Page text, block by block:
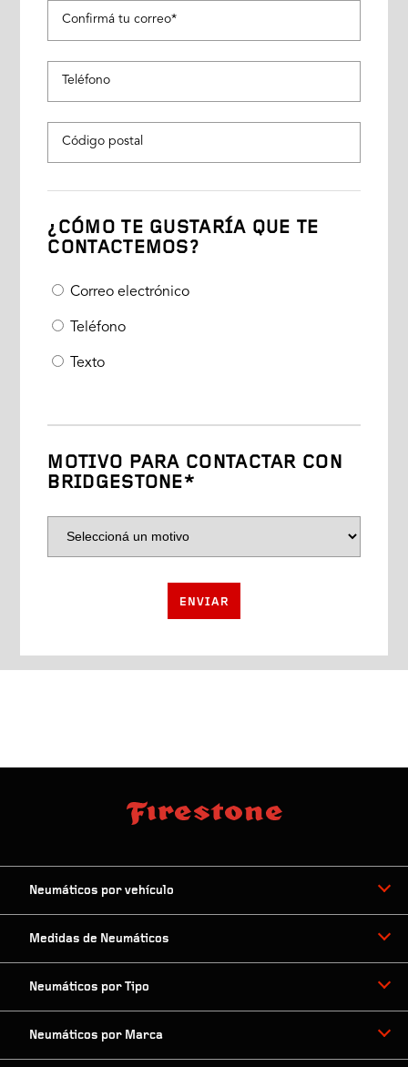
Confirmá tu correo*
Teléfono
Código postal
¿CÓMO TE GUSTARÍA QUE TE
CONTACTEMOS?
Correo electrónico
Teléfono
Texto
MOTIVO PARA CONTACTAR CON
BRIDGESTONE*
ENVIAR
Neumáticos por vehículo
Medidas de Neumáticos
Neumáticos por Tipo
Neumáticos por Marca